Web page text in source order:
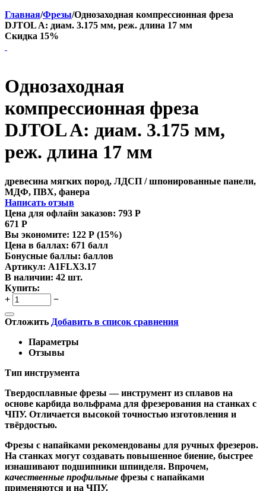
Главная/Фрезы/Однозаходная компрессионная фреза
DJTOL A: диам. 3.175 мм, реж. длина 17 мм
Скидка 15%
Однозаходная
компрессионная фреза
DJTOL A: диам. 3.175 мм,
реж. длина 17 мм
древесина мягких пород, ЛДСП / шпонированные панели,
МДФ, ПВХ, фанера
Написать отзыв
Цена для офлайн заказов: 793 Р
671 Р
Вы экономите: 122 Р (15%)
Цена в баллах: 671 балл
Бонусные баллы: баллов
Артикул: A1FLX3.17
В наличии: 42 шт.
Купить:
+
−
Отложить Добавить в список сравнения
Параметры
Отзывы
Тип инструмента
Твердосплавные фрезы — инструмент из сплавов на
основе карбида вольфрама для фрезерования на станках с
ЧПУ. Отличается высокой точностью изготовления и
твёрдостью.
Фрезы с напайками рекомендованы для ручных фрезеров.
На станках могут создавать повышенное биение, быстрее
изнашивают подшипники шпинделя. Впрочем,
качественные профильные фрезы с напайками
применяются и на ЧПУ.